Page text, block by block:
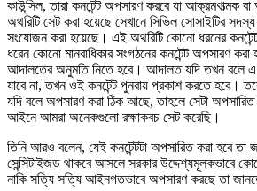
কাউন্সিল, তারা কনটেন্ট অপসারণ করবে যা আক্রমণাত্মক
অথরিটি সেট করা হয়েছে সেখানে সিভিল সোসাইটির
সংযোজন করা হয়েছে। এই অথরিটি কোনো ধরনের
ধরেন কোনো মানবাধিকার সংগঠনের কনটেন্ট অপসারণ
আদালতের অনুমতি নিতে হবে। আদালত যদি তখন বলে এ
যাবে না, তখন ওই কনটেন্ট পুনরায় প্রকাশ করতে হবে।
যদি বলে অপসারণ করা ঠিক আছে, তাহলে সেটা
আইনে আমরা অনেকগুলো রক্ষাকবচ সেট করেছি।
তিনি আরও বলেন, যেই কনটেন্টটা অপসারিত করা হবে
সেন্সিটাইজড থাকবে আসলে সরকার উদ্দেশ্যমূলকভাবে
নাকি সত্যি সত্যি আইনগতভাবে অপসারণ করছে তা